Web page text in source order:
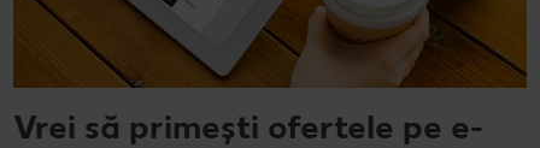
Vrei să primești ofertele pe e-